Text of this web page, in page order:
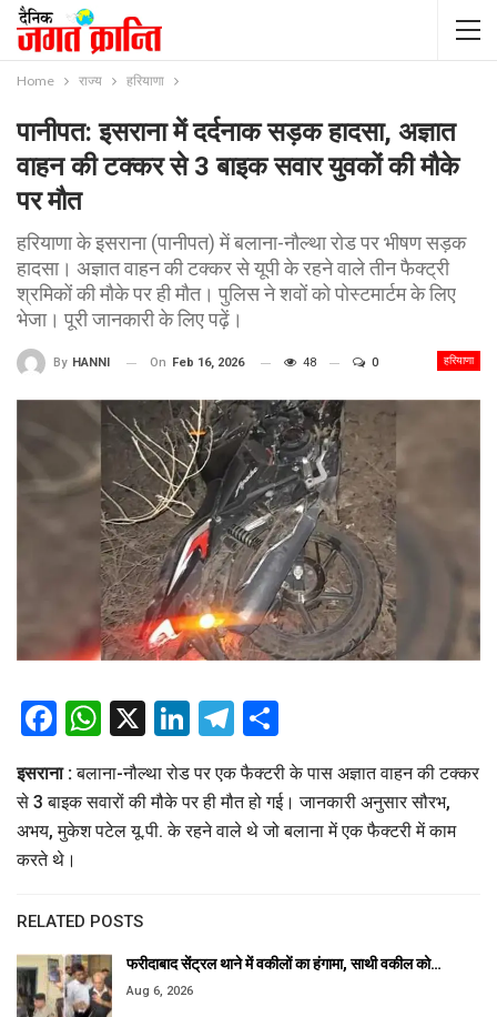
Home राज्य हरियाणा
पानीपत: इसराना में दर्दनाक सड़क हादसा, अज्ञात
वाहन की टक्कर से 3 बाइक सवार युवकों की मौके
पर मौत
हरियाणा के इसराना (पानीपत) में बलाना-नौल्था रोड पर भीषण सड़क
हादसा। अज्ञात वाहन की टक्कर से यूपी के रहने वाले तीन फैक्ट्री
श्रमिकों की मौके पर ही मौत। पुलिस ने शवों को पोस्टमार्टम के लिए
भेजा। पूरी जानकारी के लिए पढ़ें।
हरियाणा
By HANNI On Feb 16, 2026 48 0
Facebook
WhatsApp
X LinkedIn
Telegram
इसराना :बलाना-नौल्था रोड पर एक फैक्टरी के पास अज्ञात वाहन की टक्कर
से 3 बाइक सवारों की मौके पर ही मौत हो गई। जानकारी अनुसार सौरभ,
अभय, मुकेश पटेल यू.पी. के रहने वाले थे जो बलाना में एक फैक्टरी में काम
करते थे।
RELATED POSTS
फरीदाबाद सेंट्रल थाने में वकीलों का हंगामा, साथी वकील को…
Aug 6, 2026